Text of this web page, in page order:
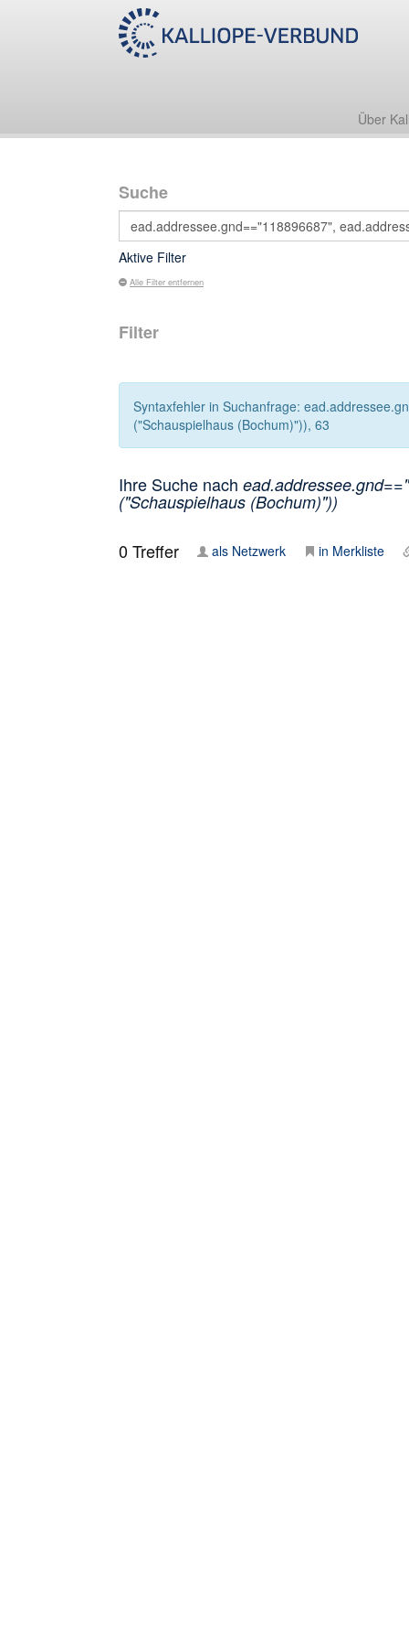
Über
Suche
Aktive Filter
Alle Filter entfernen
Filter
Syntaxfehler in Suchanfrage:
("Schauspielhaus (Bochum)")), 63
Ihre Suche nach
("Schauspielhaus (Bochum)"))
0Treffer als Netzwerk in Merkliste